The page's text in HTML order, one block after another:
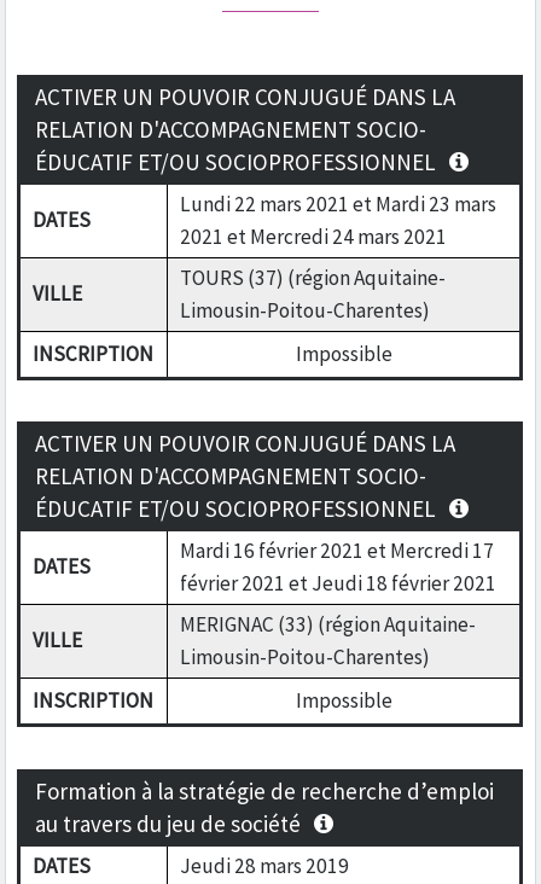
ACTIVER UN POUVOIR CONJUGUÉ DANS LA
RELATION D'ACCOMPAGNEMENT SOCIO-
ÉDUCATIF ET/OU SOCIOPROFESSIONNEL
DATES
Lundi 22 mars 2021 et Mardi 23 mars
2021 et Mercredi 24 mars 2021
VILLE
TOURS (37) (région Aquitaine-
Limousin-Poitou-Charentes)
INSCRIPTION
Impossible
ACTIVER UN POUVOIR CONJUGUÉ DANS LA
RELATION D'ACCOMPAGNEMENT SOCIO-
ÉDUCATIF ET/OU SOCIOPROFESSIONNEL
DATES
Mardi 16 février 2021 et Mercredi 17
février 2021 et Jeudi 18 février 2021
VILLE
MERIGNAC (33) (région Aquitaine-
Limousin-Poitou-Charentes)
INSCRIPTION
Impossible
Formation à la stratégie de recherche d’emploi
au travers du jeu de société
DATES Jeudi 28 mars 2019